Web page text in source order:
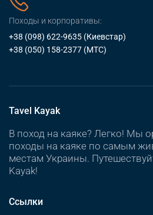
Походы и корпоративы:
+38 (098) 622-9635 (Киевстар)
+38 (050) 158-2377 (МТС)
Tavel Kayak
В поход на каяке? Легко! Мы
походы на каяке по самым
местам Украины.
Kayak!
Ссылки